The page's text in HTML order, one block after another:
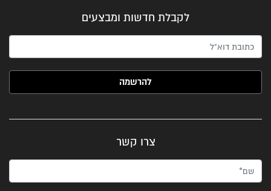
לקבלת חדשות ומבצעים
האימייל שלך (חובה)
צרו קשר